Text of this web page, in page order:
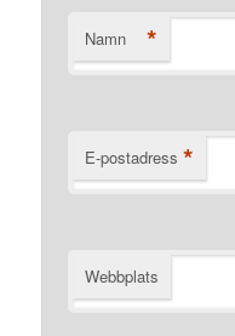
Namn *
E-postadress *
Webbplats